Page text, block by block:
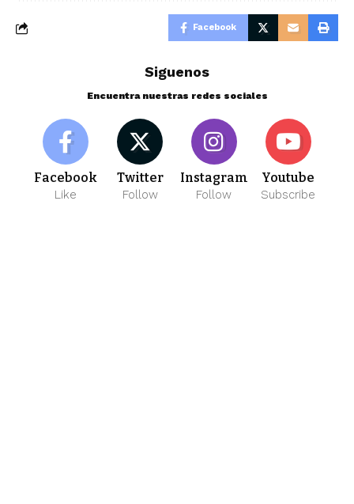
Facebook
Siguenos
Encuentra nuestras redes sociales
Facebook
Like
Twitter
Follow
Instagram
Follow
Youtube
Subscribe